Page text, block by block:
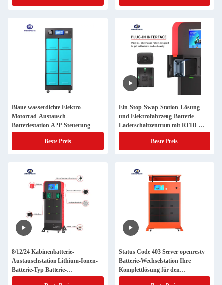
Blaue wasserdichte Elektro-
Motorrad-Austausch-
Batteriestation APP-Steuerung
Beste Preis
Ein-Stop-Swap-Station-Lösung
und Elektrofahrzeug-Batterie-
Laderschaltzentrum mit RFID-
Identifizierungssystemen
Beste Preis
8/12/24 Kabinenbatterie-
Austauschstation Lithium-Ionen-
Batterie-Typ Batterie-
Austauschschrank für E-Bike
Status Code 403 Server openresty
Batterie-Wechselstation Ihre
Komplettlösung für den
Batteriewechsel